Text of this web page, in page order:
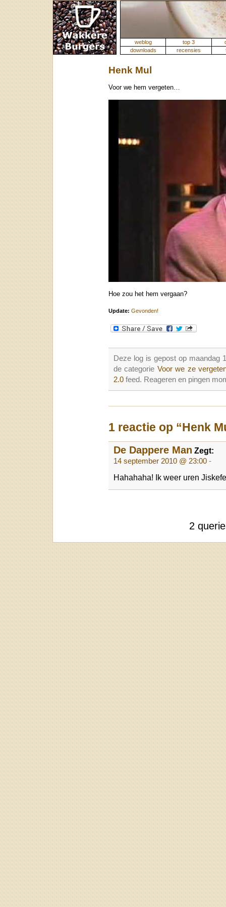
weblog top 3
downloads
recensies
Henk Mul
Voor we hem vergeten…
Hoe zou het hem vergaan?
Update: Gevonden!
Deze log is gepost op maandag
de categorie Voor we ze
2.0 feed. Reageren en pingen
1 reactie op “Henk
De Dappere Man Zegt:
14 september 2010 @ 23:00 -
Hahahaha! Ik weer uren
2